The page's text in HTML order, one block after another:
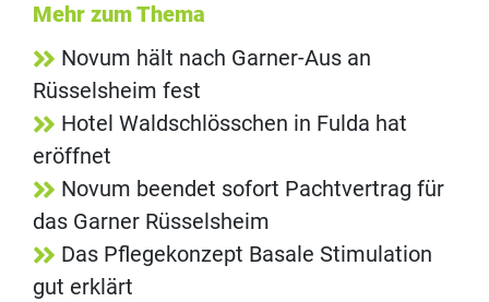
Mehr zum Thema
Novum hält nach Garner-Aus an
Rüsselsheim fest
Hotel Waldschlösschen in Fulda hat
eröffnet
Novum beendet sofort Pachtvertrag für
das Garner Rüsselsheim
Das Pflegekonzept Basale Stimulation
gut erklärt